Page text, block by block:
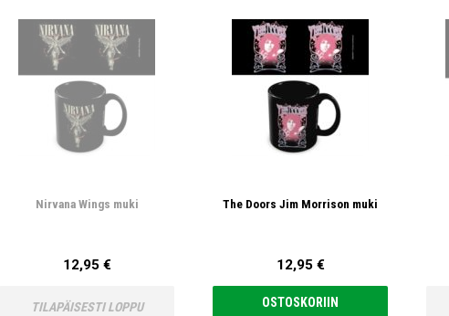
Nirvana Wings muki
12,95 €
TILAPÄISESTI LOPPU
The Doors Jim Morrison muki
12,95 €
OSTOSKORIIN